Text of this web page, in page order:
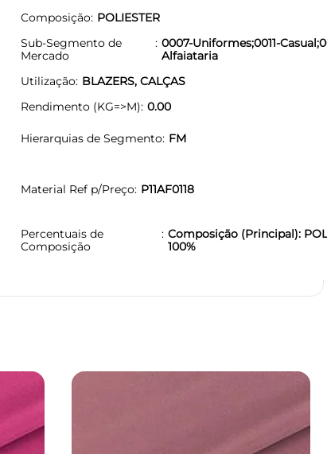
Composição POLIESTER
Sub-Segmento de
Mercado
0007-Uniformes;0011-
Alfaiataria
Utilização BLAZERS, CALÇAS
Rendimento (KG=>M) 0.00
Hierarquias de Segmento FM
Material Ref p/Preço P11AF0118
Percentuais de
Composição
Composição (Principal):
100%